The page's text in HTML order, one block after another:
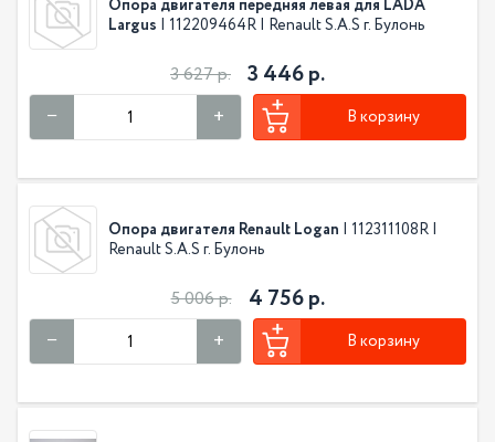
Опора двигателя передняя левая для LADA
Largus | 112209464R | Renault S.A.S г. Булонь
3 627 р. 3 446 р.
В корзину
Опора двигателя Renault Logan | 112311108R |
Renault S.A.S г. Булонь
5 006 р. 4 756 р.
В корзину